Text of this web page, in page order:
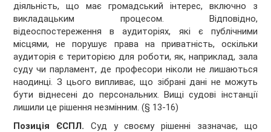
діяльність, що має громадський інтерес, включно з
викладацьким процесом. Відповідно,
відеоспостереження в аудиторіях, які є публічними
місцями, не порушує права на приватність, оскільки
аудиторія є територією для роботи, як, наприклад, зала
суду чи парламент, де професори ніколи не лишаються
наодинці. З цього випливає, що зібрані дані не можуть
бути віднесені до персональних. Вищі судові інстанції
лишили це рішення незмінним. (§ 13-16)
Позиція ЄСПЛ. Суд у своєму рішенні зазначає, що